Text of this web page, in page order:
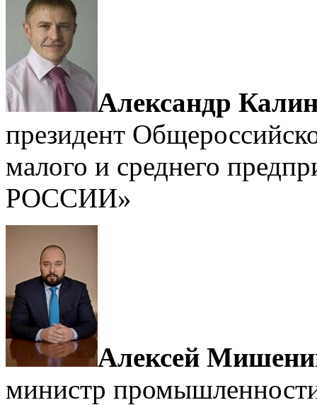
Александр
президент
малого и среднего
РОССИИ»
Алексей
министр